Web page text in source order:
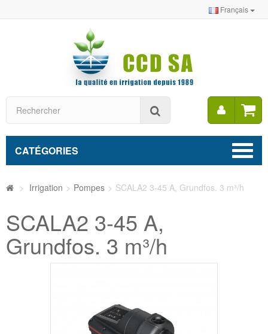
Français
Mon
CATÉGORIES
> Irrigation > Pompes > SCALA2 3-45 A, Grundfos. 3 m³/h
SCALA2 3-45 A,
Grundfos. 3 m³/h